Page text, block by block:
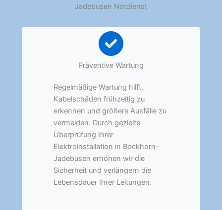
Jadebusen Notdienst
Präventive Wartung
Regelmäßige Wartung hilft,
Kabelschäden frühzeitig zu
erkennen und größere Ausfälle zu
vermeiden. Durch gezielte
Überprüfung Ihrer
Elektroinstallation in Bockhorn-
Jadebusen erhöhen wir die
Sicherheit und verlängern die
Lebensdauer Ihrer Leitungen.